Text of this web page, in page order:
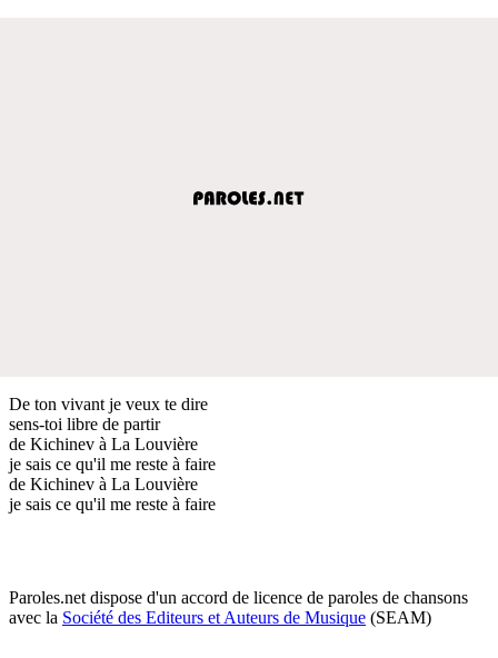
De ton vivant je veux te dire
sens-toi libre de partir
de Kichinev à La Louvière
je sais ce qu'il me reste à faire
de Kichinev à La Louvière
je sais ce qu'il me reste à faire
Paroles.net dispose d'un accord de licence de paroles de chansons
avec la Société des Editeurs et Auteurs de Musique (SEAM)